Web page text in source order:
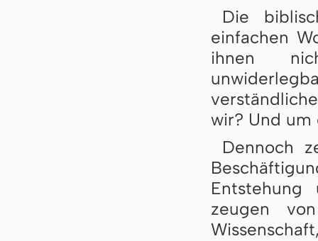
Die
einfachen
ihnen
wir? Und um
Dennoch
zeugen